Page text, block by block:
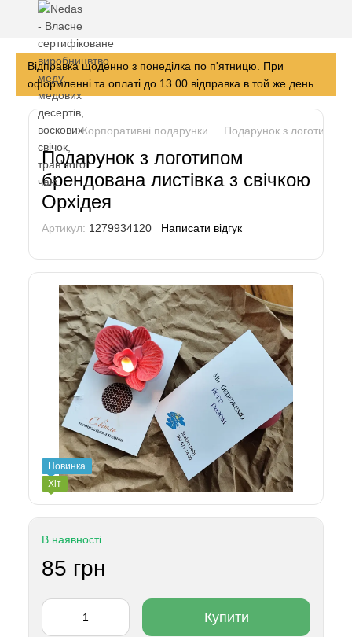
Відправка щоденно з понеділка по п'ятницю. При
оформленні та оплаті до 13.00 відправка в той же день
Корпоративні подарунки Подарунок з логотипом
Подарунок з логотипом
брендована листівка з свічкою
Орхідея
Артикул: 1279934120 Написати відгук
Новинка
Хіт
В наявності
85 грн
Купити